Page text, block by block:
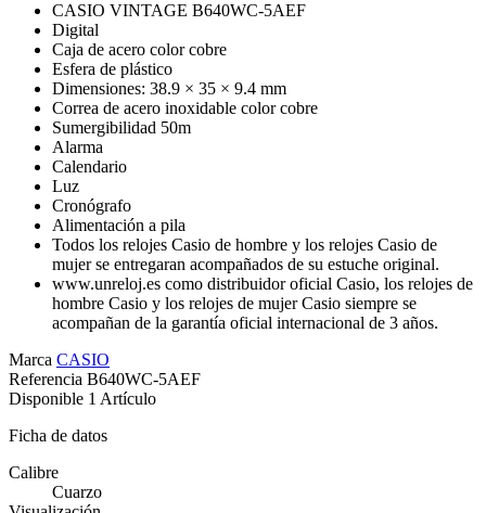
CASIO VINTAGE B640WC-5AEF
Digital
Caja de acero color cobre
Esfera de plástico
Dimensiones: 38.9 × 35 × 9.4 mm
Correa de acero inoxidable color cobre
Sumergibilidad 50m
Alarma
Calendario
Luz
Cronógrafo
Alimentación a pila
Todos los relojes Casio de hombre y los relojes Casio de
mujer se entregaran acompañados de su estuche original.
www.unreloj.es como distribuidor oficial Casio, los relojes de
hombre Casio y los relojes de mujer Casio siempre se
acompañan de la garantía oficial internacional de 3 años.
Marca CASIO
Referencia B640WC-5AEF
Disponible 1 Artículo
Ficha de datos
Calibre
Cuarzo